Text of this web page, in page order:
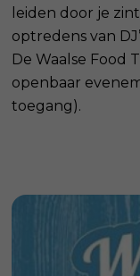
leiden door je
optredens van
De Waalse Food
openbaar
toegang).